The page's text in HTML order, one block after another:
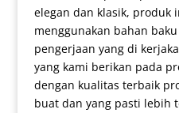
elegan dan klasik, produk
menggunakan bahan
pengerjaan yang di
yang kami berikan pada
dengan kualitas terbaik
buat dan yang pasti lebih